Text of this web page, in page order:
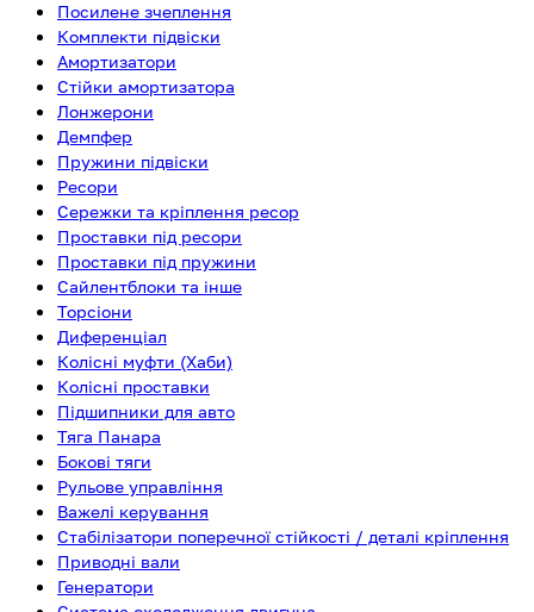
Посилене зчеплення
Комплекти підвіски
Амортизатори
Стійки амортизатора
Лонжерони
Демпфер
Пружини підвіски
Ресори
Сережки та кріплення ресор
Проставки під ресори
Проставки під пружини
Сайлентблоки та інше
Торсіони
Диференціал
Колісні муфти (Хаби)
Колісні проставки
Підшипники для авто
Тяга Панара
Бокові тяги
Рульове управління
Важелі керування
Стабілізатори поперечної стійкості / деталі кріплення
Приводні вали
Генератори